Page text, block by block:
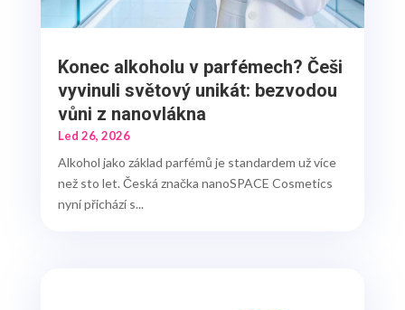
Konec alkoholu v parfémech? Češi
vyvinuli světový unikát: bezvodou
vůni z nanovlákna
Led 26, 2026
Alkohol jako základ parfémů je standardem už více
než sto let. Česká značka nanoSPACE Cosmetics
nyní přichází s...